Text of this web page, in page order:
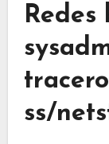
Redes
ss/